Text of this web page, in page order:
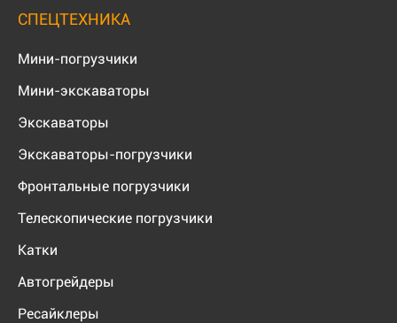
СПЕЦТЕХНИКА
Мини-погрузчики
Мини-экскаваторы
Экскаваторы
Экскаваторы-погрузчики
Фронтальные погрузчики
Телескопические погрузчики
Катки
Автогрейдеры
Ресайклеры